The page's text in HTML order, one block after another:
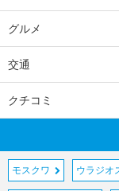
グルメ
交通
クチコミ
モスクワ ウラジオ